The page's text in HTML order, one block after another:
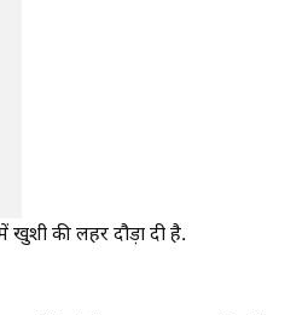
की लहर दौड़ा दी है.